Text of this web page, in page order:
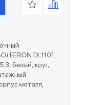
FERON DL1101,
белый, круг,
металл,